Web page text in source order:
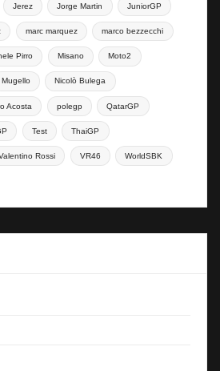
Jerez Jorge Martin JuniorGP
marc marquez marco bezzecchi
Pirro Misano Moto2
Mugello Nicolò Bulega
Acosta polegp QatarGP
Test ThaiGP
Rossi VR46 WorldSBK